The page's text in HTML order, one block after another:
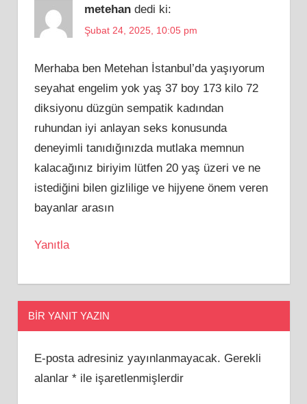
metehan dedi ki:
Şubat 24, 2025, 10:05 pm
Merhaba ben Metehan İstanbul’da yaşıyorum
seyahat engelim yok yaş 37 boy 173 kilo 72
diksiyonu düzgün sempatik kadından
ruhundan iyi anlayan seks konusunda
deneyimli tanıdığınızda mutlaka memnun
kalacağınız biriyim lütfen 20 yaş üzeri ve ne
istediğini bilen gizlilige ve hijyene önem veren
bayanlar arasın
Yanıtla
BIR YANIT YAZIN
E-posta adresiniz yayınlanmayacak. Gerekli
alanlar *ile işaretlenmişlerdir